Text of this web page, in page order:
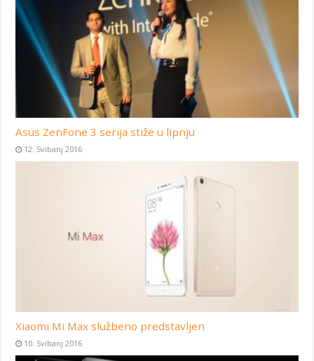
Asus ZenFone 3 serija stiže u lipnju
12. Svibanj 2016
Xiaomi Mi Max službeno predstavljen
10. Svibanj 2016